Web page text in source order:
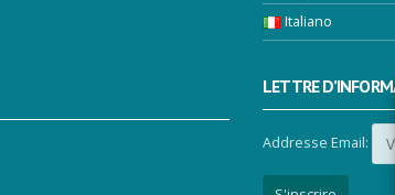
Italiano
LETTRE
Addresse Email: